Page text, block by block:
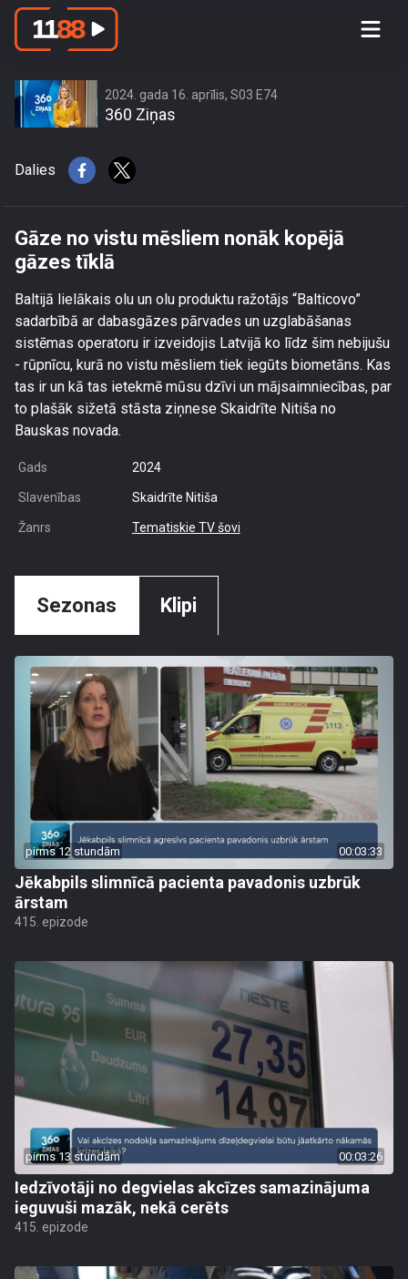
Gāze no vistu mēsliem nonāk kopējā
2024. gada 16. aprīlis, S03 E74
360 Ziņas
Dalies
Gāze no vistu mēsliem nonāk kopējā
gāzes tīklā
Baltijā lielākais olu un olu produktu ražotājs “Balticovo”
sadarbībā ar dabasgāzes pārvades un uzglabāšanas
sistēmas operatoru ir izveidojis Latvijā ko līdz šim nebijušu
- rūpnīcu, kurā no vistu mēsliem tiek iegūts biometāns. Kas
tas ir un kā tas ietekmē mūsu dzīvi un mājsaimniecības, par
to plašāk sižetā stāsta ziņnese Skaidrīte Nitiša no
Bauskas novada.
Gads 2024
Slavenības Skaidrīte Nitiša
Žanrs Tematiskie TV šovi
Sezonas Klipi
pirms 12 stundām 00:03:33
Jēkabpils slimnīcā pacienta pavadonis uzbrūk
ārstam
415. epizode
pirms 13 stundām 00:03:26
Iedzīvotāji no degvielas akcīzes samazinājuma
ieguvuši mazāk, nekā cerēts
415. epizode